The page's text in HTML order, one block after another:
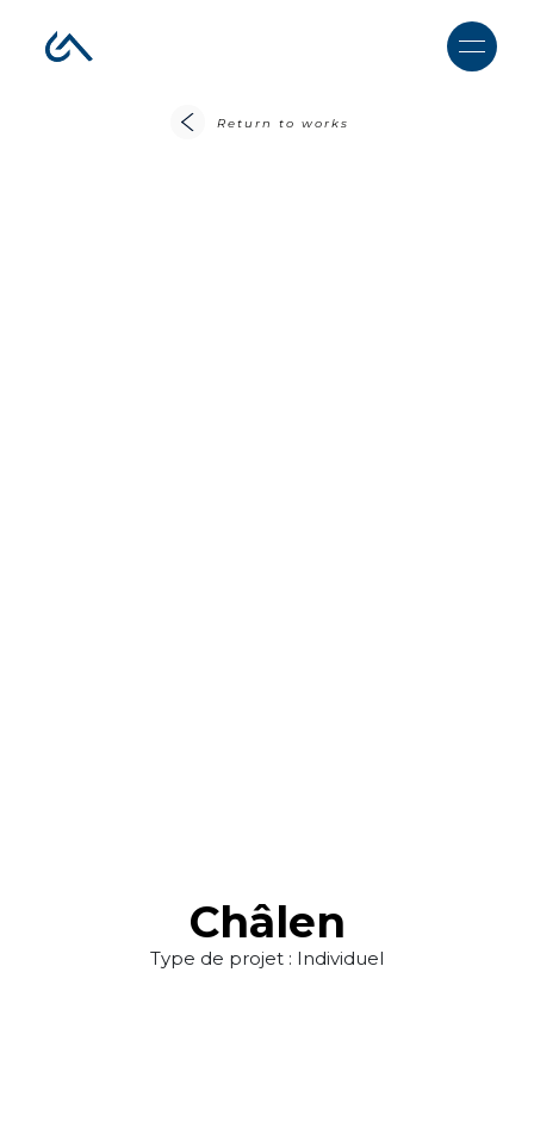
Return to works
Châlen
Type de projet : Individuel